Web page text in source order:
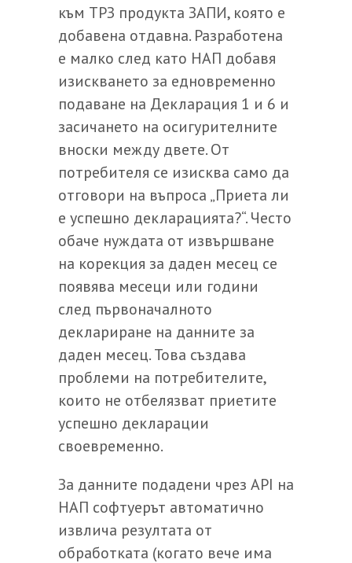
към ТРЗ продукта ЗАПИ, която е
добавена отдавна. Разработена
е малко след като НАП добавя
изискването за едновременно
подаване на Декларация 1 и 6 и
засичането на осигурителните
вноски между двете. От
потребителя се изисква само да
отговори на въпроса „Приета ли
е успешно декларацията?“. Често
обаче нуждата от извършване
на корекция за даден месец се
появява месеци или години
след първоначалното
деклариране на данните за
даден месец. Това създава
проблеми на потребителите,
които не отбелязват приетите
успешно декларации
своевременно.
За данните подадени чрез API на
НАП софтуерът автоматично
извлича резултата от
обработката (когато вече има